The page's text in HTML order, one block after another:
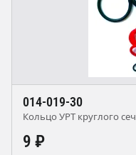
014-019-30
Кольцо УРТ круглого
9 ₽